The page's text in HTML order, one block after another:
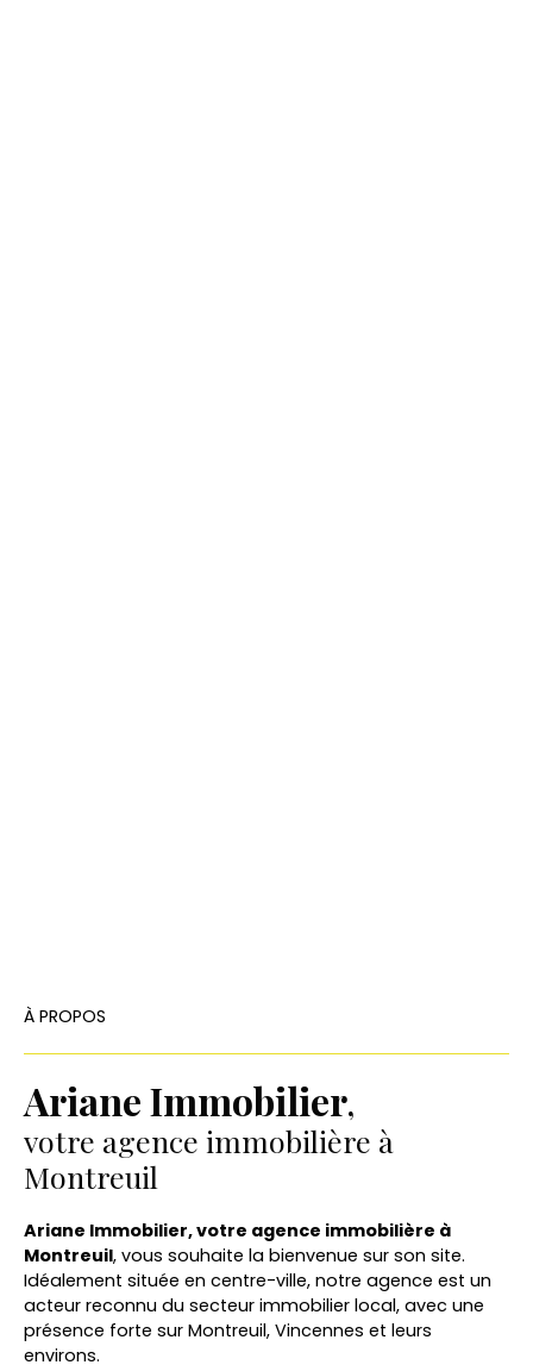
À PROPOS
Ariane Immobilier,
votre agence immobilière à
Montreuil
Ariane Immobilier, votre agence immobilière à
Montreuil, vous souhaite la bienvenue sur son site.
Idéalement située en centre-ville, notre agence est un
acteur reconnu du secteur immobilier local, avec une
présence forte sur Montreuil, Vincennes et leurs
environs.